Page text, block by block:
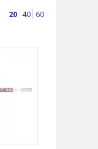
20 40 60